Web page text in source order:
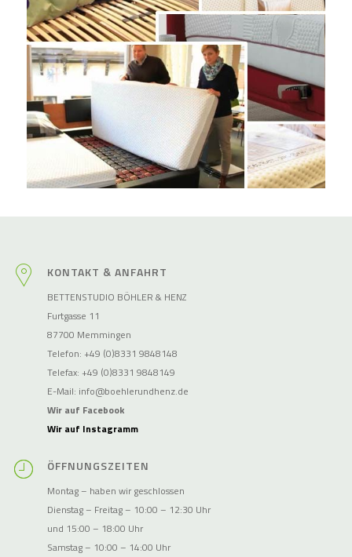
KONTAKT & ANFAHRT
BETTENSTUDIO BÖHLER & HENZ
Furtgasse 11
87700 Memmingen
Telefon: +49 (0)8331 9848148
Telefax: +49 (0)8331 9848149
E-Mail: info@boehlerundhenz.de
Wir auf Facebook
Wir auf Instagramm
ÖFFNUNGSZEITEN
Montag – haben wir geschlossen
Dienstag – Freitag – 10:00 – 12:30 Uhr
und 15:00 – 18:00 Uhr
Samstag – 10:00 – 14:00 Uhr